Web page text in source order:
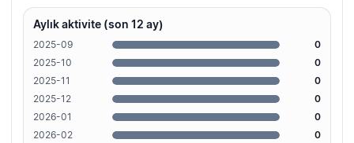
Aylık aktivite (son 12 ay)
2025-09
0
2025-10
0
2025-11
0
2025-12
0
2026-01
0
2026-02
0